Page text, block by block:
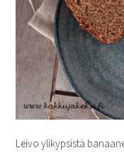
Leivo ylikypsistä